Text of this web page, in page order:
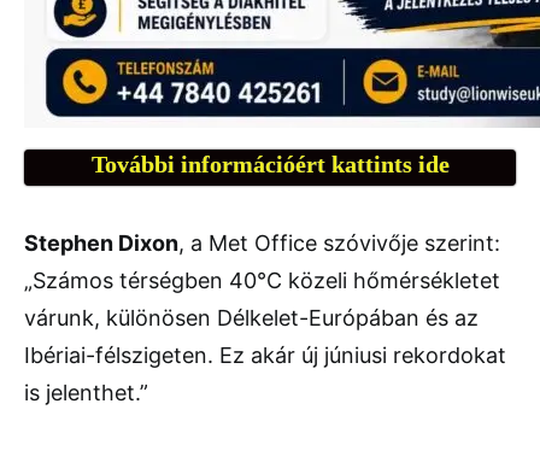
További információért kattints ide
Stephen Dixon, a Met Office szóvivője szerint:
„Számos térségben 40°C közeli hőmérsékletet
várunk, különösen Délkelet-Európában és az
Ibériai-félszigeten. Ez akár új júniusi rekordokat
is jelenthet.”